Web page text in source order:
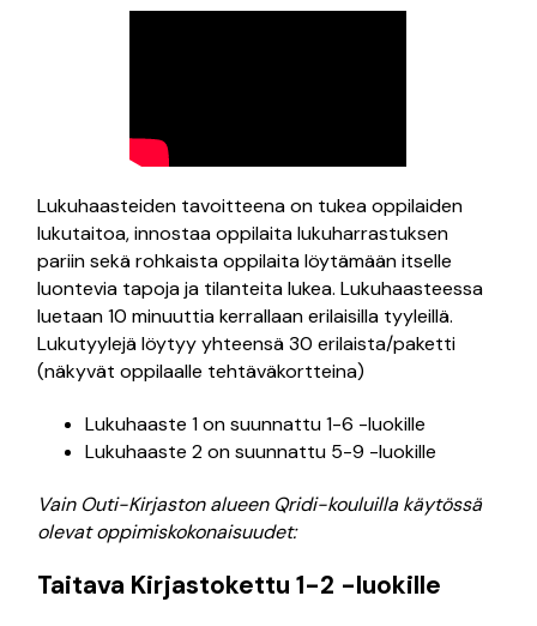
Lukuhaasteiden tavoitteena on tukea oppilaiden
lukutaitoa, innostaa oppilaita lukuharrastuksen
pariin sekä rohkaista oppilaita löytämään itselle
luontevia tapoja ja tilanteita lukea. Lukuhaasteessa
luetaan 10 minuuttia kerrallaan erilaisilla tyyleillä.
Lukutyylejä löytyy yhteensä 30 erilaista/paketti
(näkyvät oppilaalle tehtäväkortteina)
Lukuhaaste 1 on suunnattu 1-6 -luokille
Lukuhaaste 2 on suunnattu 5-9 -luokille
Vain Outi-Kirjaston alueen Qridi-kouluilla käytössä
olevat oppimiskokonaisuudet:
Taitava Kirjastokettu 1-2 -luokille